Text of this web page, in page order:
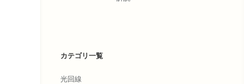
カテゴリ一覧
光回線